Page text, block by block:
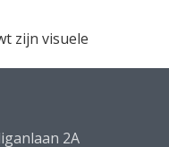
zijn visuele
2A